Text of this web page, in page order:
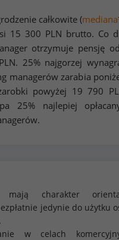
całkowite (mediana
15 300 PLN brutto. Co
otrzymuje pensję od
PLN. 25% najgorzej
managerów zarabia
powyżej 19 790
25% najlepiej
mają charakter
jedynie do użytku
w celach